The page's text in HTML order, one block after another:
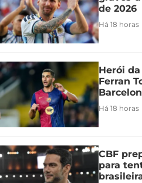
de 2026
Há 18 horas
Herói
Ferran
Há 18 horas
CBF
para